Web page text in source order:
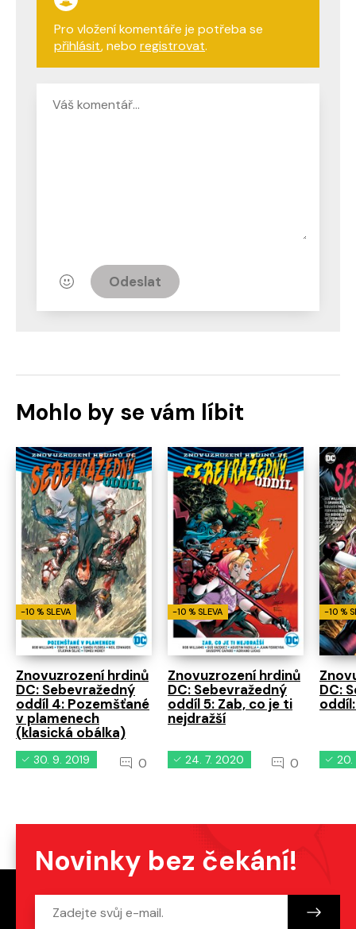
Pro vložení komentáře je potřeba se
přihlásit, nebo registrovat.
Odeslat
Mohlo by se vám líbit
-10 % SLEVA
Znovuzrození hrdinů
DC: Sebevražedný
oddíl 4: Pozemšťané
v plamenech
(klasická obálka)
30. 9. 2019 0
-10 % SLEVA
Znovuzrození hrdinů
DC: Sebevražedný
oddíl 5: Zab, co je ti
nejdražší
24. 7. 2020 0
-10 %
DC:
20.
Novinky bez čekání!